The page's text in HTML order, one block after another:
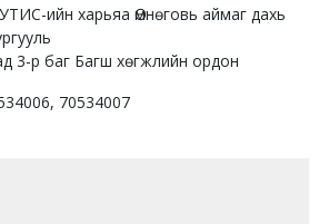
ийн харьяа Өмнөговь аймаг дахь
3-р баг Багш хөгжлийн ордон
70534007